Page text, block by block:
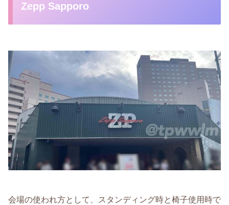
Zepp Sapporo
会場の使われ方として、スタンディング時と椅子使用時で